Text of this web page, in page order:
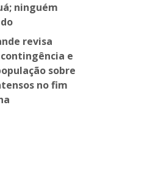
ninguém
revisa
e
sobre
no fim